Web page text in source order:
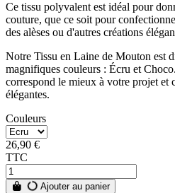
Ce tissu polyvalent est idéal pour
couture, que ce soit pour
des alèses ou d'autres créations
Notre Tissu en Laine de Mouton est
magnifiques couleurs : Écru et
correspond le mieux à votre projet et
élégantes.
Couleurs
26,90 €
TTC
Ajouter au panier